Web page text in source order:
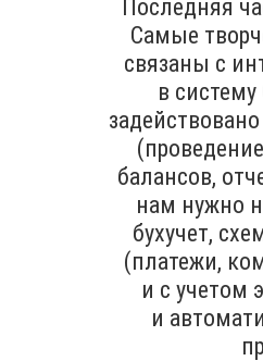
Последняя
Самые
связаны с
в
балансов,
нам нужно
бухучет,
(платежи,
и с учетом
и